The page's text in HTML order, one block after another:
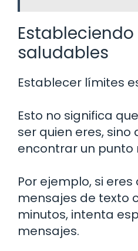
saludables
Establecer límites
Esto no significa
ser quien eres, sino
encontrar un punto
Por ejemplo, si
mensajes de texto
minutos, intenta
mensajes.